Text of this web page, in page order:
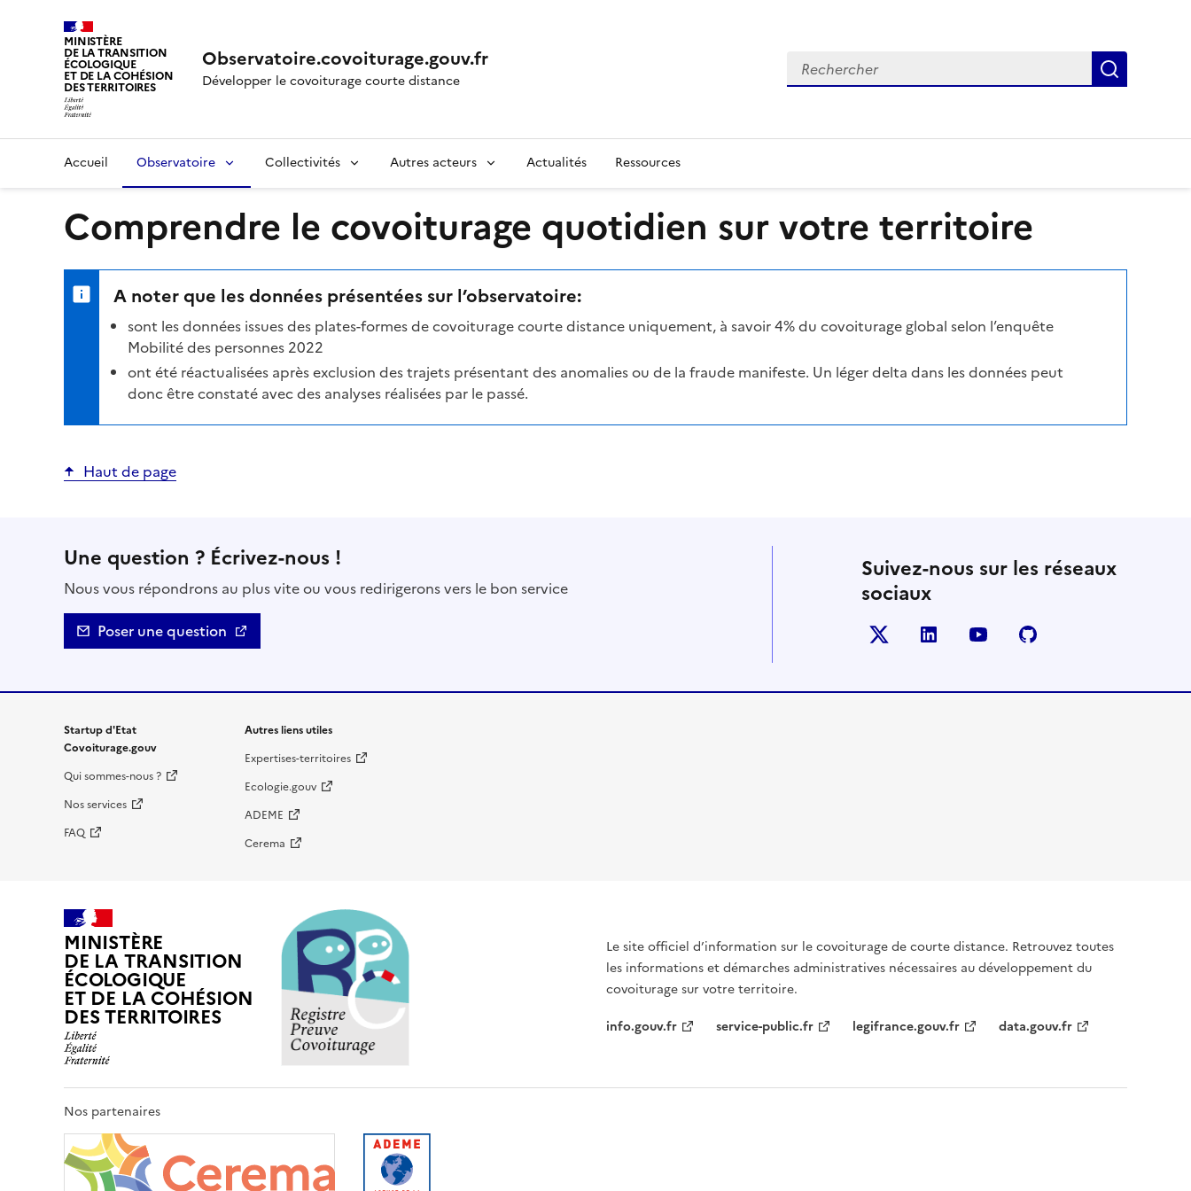
MINISTÈRE
DE LA TRANSITION
ÉCOLOGIQUE
ET DE LA COHÉSION
DES TERRITOIRES
Observatoire.covoiturage.gouv.fr
Développer le covoiturage courte distance
Rechercher
Accueil Observatoire Collectivités Autres acteurs Actualités Ressources
Comprendre le covoiturage quotidien sur votre territoire
A noter que les données présentées sur l’observatoire:
sont les données issues des plates-formes de covoiturage courte distance uniquement, à savoir 4% du covoiturage global selon l’enquête
Mobilité des personnes 2022
ont été réactualisées après exclusion des trajets présentant des anomalies ou de la fraude manifeste. Un léger delta dans les données peut
donc être constaté avec des analyses réalisées par le passé.
Haut de page
Une question ? Écrivez-nous !
Nous vous répondrons au plus vite ou vous redirigerons vers le bon service
Poser une question
Suivez-nous sur les réseaux
sociaux
Twitter
- nouvelle fenêtre
LinkedIn
- nouvelle fenêtre
YouTube
- nouvelle fenêtre
- nouvelle fenêtre
Startup d'Etat
Covoiturage.gouv
Qui sommes-nous ?
Nos services
FAQ
Autres liens utiles
Expertises-territoires
Ecologie.gouv
ADEME
Cerema
MINISTÈRE
DE LA TRANSITION
ÉCOLOGIQUE
ET DE LA COHÉSION
DES TERRITOIRES
Le site officiel d’information sur le covoiturage de courte distance. Retrouvez toutes
les informations et démarches administratives nécessaires au développement du
covoiturage sur votre territoire.
info.gouv.fr
service-public.fr legifrance.gouv.fr data.gouv.fr
Nos partenaires